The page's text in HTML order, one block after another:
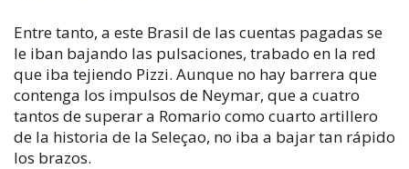
Entre tanto, a este Brasil de las cuentas pagadas se
le iban bajando las pulsaciones, trabado en la red
que iba tejiendo Pizzi. Aunque no hay barrera que
contenga los impulsos de Neymar, que a cuatro
tantos de superar a Romario como cuarto artillero
de la historia de la Seleçao, no iba a bajar tan rápido
los brazos.